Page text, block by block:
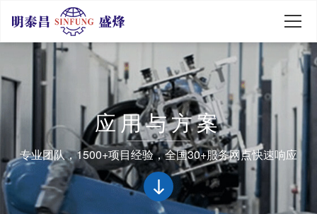
应用与方案
专业团队，1500+项目经验，全国30+服务网点快速响应